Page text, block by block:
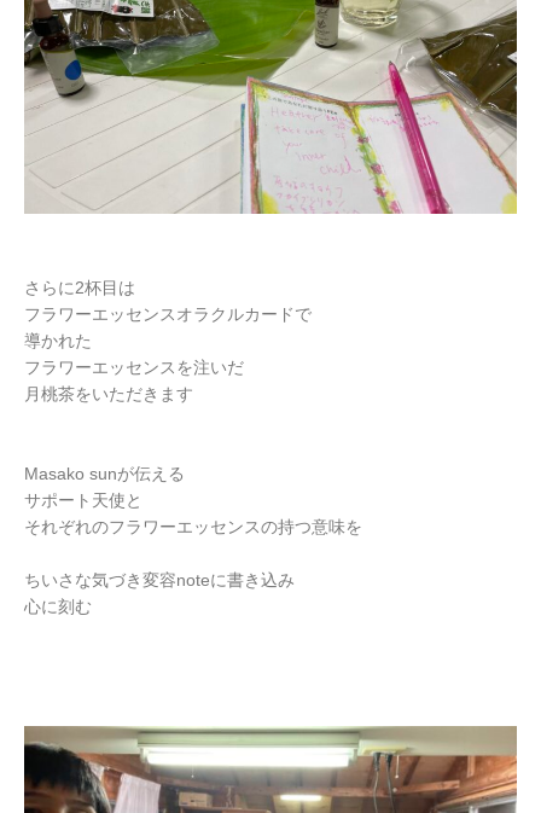
さらに2杯目は
フラワーエッセンスオラクルカードで
導かれた
フラワーエッセンスを注いだ
月桃茶をいただきます
Masako sunが伝える
サポート天使と
それぞれのフラワーエッセンスの持つ意味を
ちいさな気づき変容noteに書き込み
心に刻む